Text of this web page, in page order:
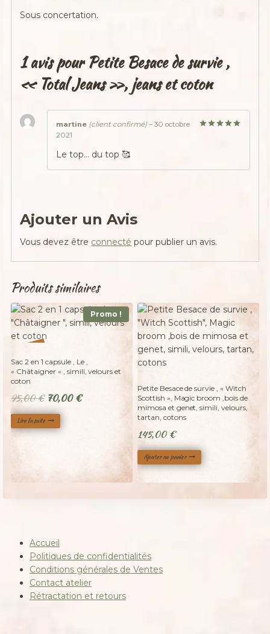
Sous concertation.
1 avis pourPetite Besace de survie ,
« Total Jeans », jeans et coton
martine (client confirmé) – 30 octobre
2021
Le top… du top 🥰
Ajouter un Avis
Vous devez être connecté pour publier un avis.
Produits similaires
Promo !
Adopté
Sac 2 en 1 capsule , Le ,
« Châtaigner « , simili, velours et
coton
95,00€ Le
prix
initial
70,00€Le
Lire la suite
Petite Besace de survie , « Witch
Scottish », Magic broom ,bois de
mimosa et genet, simili, velours,
tartan, cotons
145,00 €
Ajouter au panier
Accueil
Politiques de confidentialités
Conditions générales de Ventes
Contact atelier
Rétractation et retours